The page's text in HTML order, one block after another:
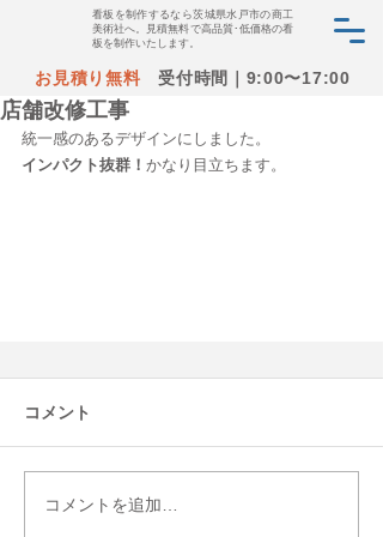
お見積り無料 受付時間｜9:00〜17:00
看板を制作するなら茨城県水戸市の商工
美術社へ。見積無料で高品質･低価格の看
板を制作いたします。
店舗改修工事
統一感のあるデザインにしました。
インパクト抜群！ かなり目立ちます。
コメント
コメントを追加…